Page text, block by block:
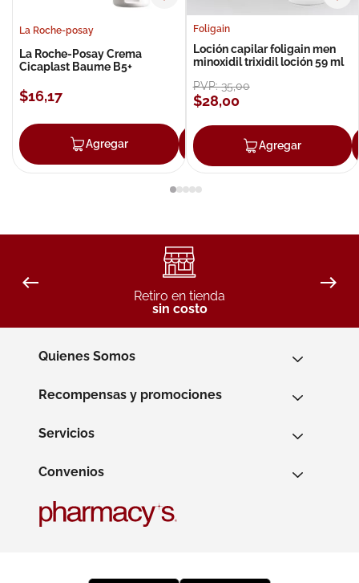
La Roche-posay
La Roche-Posay Crema
Cicaplast Baume B5+
$16,17
Agregar Agregar
Foligain
Loción capilar foligain men
minoxidil trixidil loción 59 ml
PVP:35,00
$28,00
Agregar
Retiro en tienda
sin costo
Quienes Somos
Recompensas y promociones
Servicios
Convenios